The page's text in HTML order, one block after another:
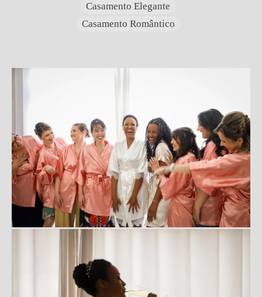
Casamento Elegante
Casamento Romântico